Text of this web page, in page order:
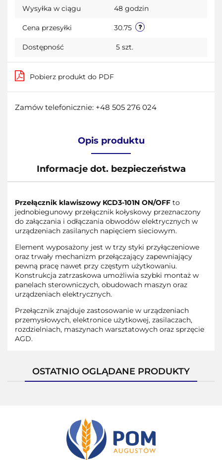
Wysyłka w ciągu 48 godzin
Cena przesyłki 30.75
Dostępność 5 szt.
Pobierz produkt do PDF
Zamów telefonicznie: +48 505 276 024
Opis produktu
Informacje dot. bezpieczeństwa
Przełącznik klawiszowy KCD3-101N ON/OFF to
jednobiegunowy przełącznik kołyskowy przeznaczony
do załączania i odłączania obwodów elektrycznych w
urządzeniach zasilanych napięciem sieciowym.
Element wyposażony jest w trzy styki przyłączeniowe
oraz trwały mechanizm przełączający zapewniający
pewną pracę nawet przy częstym użytkowaniu.
Konstrukcja zatrzaskowa umożliwia szybki montaż w
panelach sterowniczych, obudowach maszyn oraz
urządzeniach elektrycznych.
Przełącznik znajduje zastosowanie w urządzeniach
przemysłowych, elektronice użytkowej, zasilaczach,
rozdzielniach, maszynach warsztatowych oraz sprzęcie
AGD.
OSTATNIO OGLĄDANE PRODUKTY